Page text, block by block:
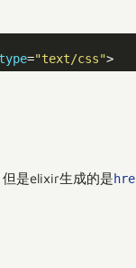
type="text/css" >
是elixir生成的是